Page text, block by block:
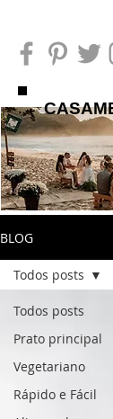
BLOG
Todos posts
Prato principal
Vegetariano
Rápido e Fácil
Todos posts